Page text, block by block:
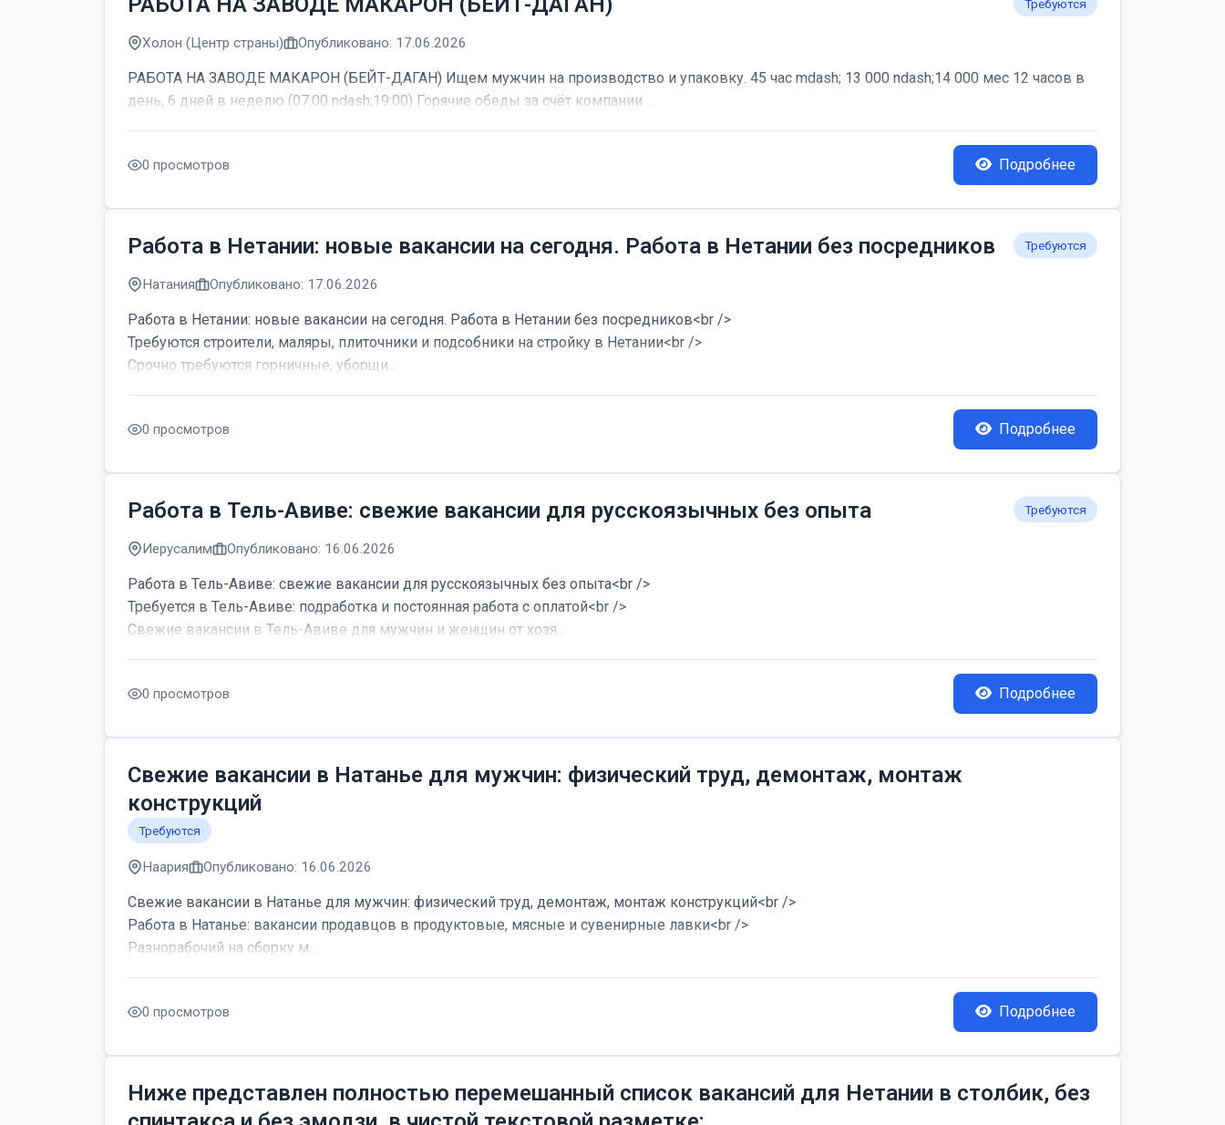
Требуются
Холон (Центр страны) Опубликовано: 17.06.2026
РАБОТА НА ЗАВОДЕ МАКАРОН (БЕЙТ-ДАГАН) Ищем мужчин на производство и упаковку. 45 час mdash; 13 000 ndash;14 000 мес 12 часов в
день, 6 дней в неделю (07:00 ndash;19:00) Горячие обеды за счёт компании ...
0 просмотров Подробнее
Работа в Нетании: новые вакансии на сегодня. Работа в Нетании без посредников Требуются
Натания Опубликовано: 17.06.2026
Работа в Нетании: новые вакансии на сегодня. Работа в Нетании без посредников<br />
Требуются строители, маляры, плиточники и подсобники на стройку в Нетании<br />
Срочно требуются горничные, уборщи...
0 просмотров Подробнее
Работа в Тель-Авиве: свежие вакансии для русскоязычных без опыта Требуются
Иерусалим Опубликовано: 16.06.2026
Работа в Тель-Авиве: свежие вакансии для русскоязычных без опыта<br />
Требуется в Тель-Авиве: подработка и постоянная работа с оплатой<br />
Свежие вакансии в Тель-Авиве для мужчин и женщин от хозя...
0 просмотров Подробнее
Свежие вакансии в Натанье для мужчин: физический труд, демонтаж, монтаж
конструкций
Требуются
Наария Опубликовано: 16.06.2026
Свежие вакансии в Натанье для мужчин: физический труд, демонтаж, монтаж конструкций<br />
Работа в Натанье: вакансии продавцов в продуктовые, мясные и сувенирные лавки<br />
Разнорабочий на сборку м...
0 просмотров Подробнее
Ниже представлен полностью перемешанный список вакансий для Нетании в столбик, без